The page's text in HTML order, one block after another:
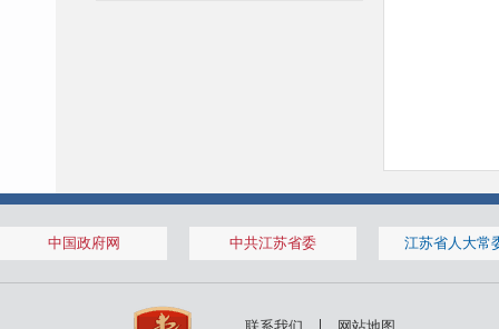
中国政府网 中共江苏省委 江苏省人大常